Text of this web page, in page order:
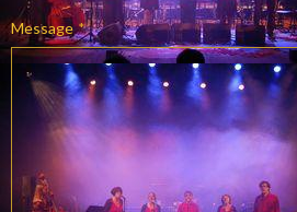
Message